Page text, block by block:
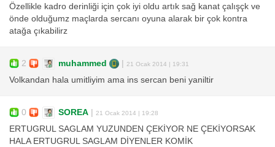
Özellikle kadro derinliği için çok iyi oldu artık sağ kanat çalışçk ve
önde olduğumz maçlarda sercanı oyuna alarak bir çok kontra
atağa çıkabilirz
2 muhammed | 21 Ocak 2014 | 19:31
Volkandan hala umitliyim ama ins sercan beni yaniltir
0 SOREA | 21 Ocak 2014 | 19:28
ERTUGRUL SAGLAM YUZUNDEN ÇEKİYOR NE ÇEKİYORSAK
HALA ERTUGRUL SAGLAM DİYENLER KOMİK